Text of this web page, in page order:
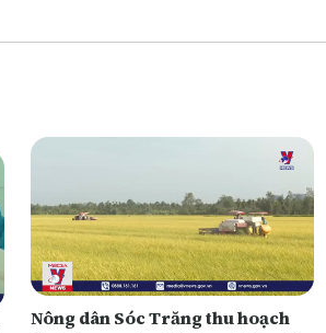
Nông dân Sóc Trăng thu hoạch